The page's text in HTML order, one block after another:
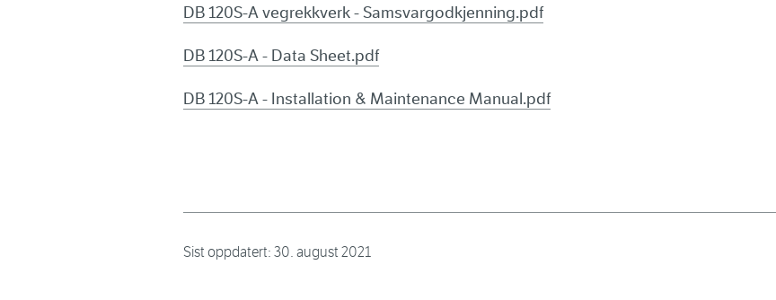
DB 120S-A vegrekkverk - Samsvargodkjenning.pdf
DB 120S-A - Data Sheet.pdf
DB 120S-A - Installation & Maintenance Manual.pdf
Sist oppdatert: 30. august 2021